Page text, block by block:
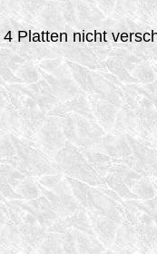
Platten nicht